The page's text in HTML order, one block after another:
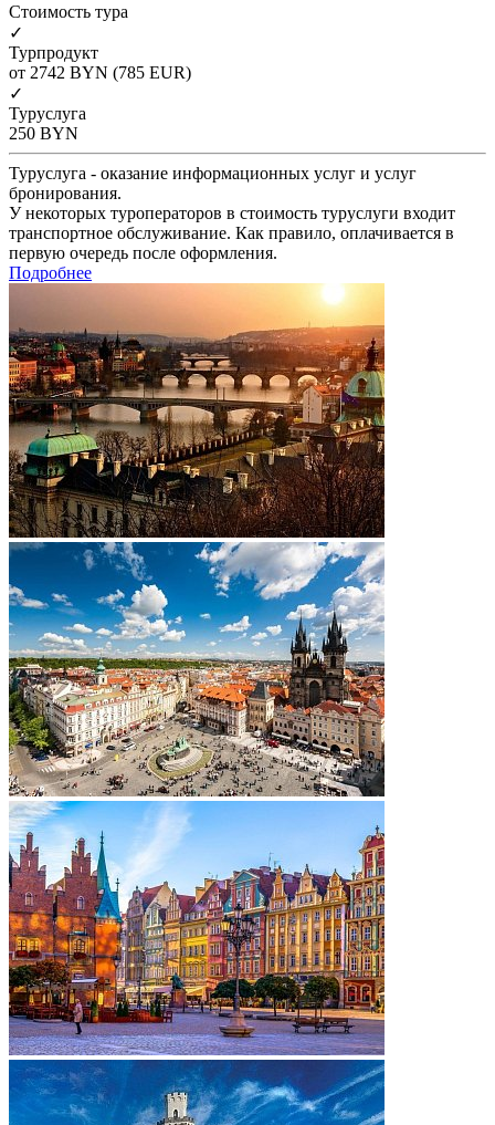
Cтоимость тура
✓
Турпродукт
от 2742 BYN (785 EUR)
✓
Туруслуга
250 BYN
Туруслуга - оказание информационных услуг и услуг
бронирования.
У некоторых туроператоров в стоимость туруслуги входит
транспортное обслуживание. Как правило, оплачивается в
первую очередь после оформления.
Подробнее